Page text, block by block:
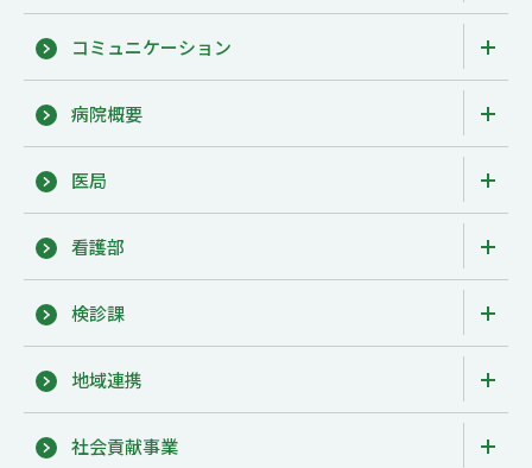
コミュニケーション
病院概要
医局
看護部
検診課
地域連携
社会貢献事業